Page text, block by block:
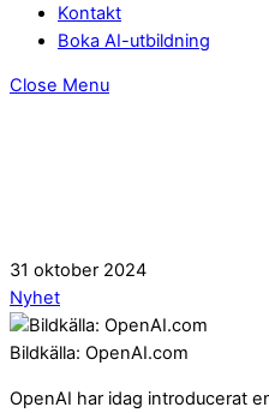
Kontakt
Boka AI-utbildning
Close Menu
31 oktober 2024
Nyhet
Bildkälla: OpenAI.com
OpenAI har idag introducerat